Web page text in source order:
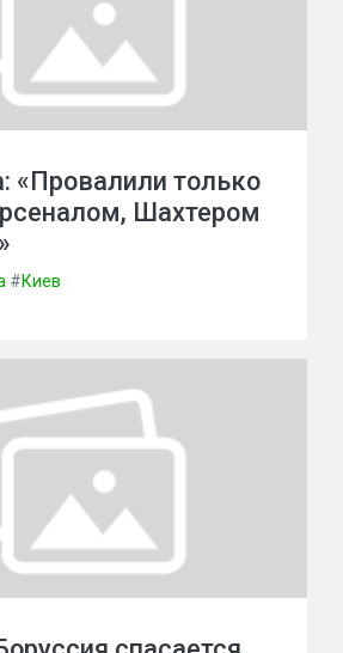
«Провалили только
Шахтером
#Киев